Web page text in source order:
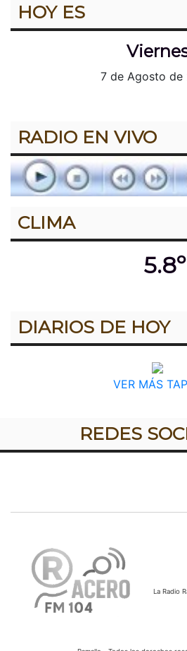
HOY ES
7 de Agosto de
RADIO EN VIVO
CLIMA
5.8º
DIARIOS DE HOY
VER MÁS
REDES
La Radio